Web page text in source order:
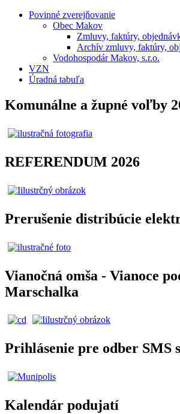
Povinné zverejňovanie
Obec Makov
Zmluvy, faktúry,
Archív zmluvy, faktúry,
Vodohospodár Makov, s.r.o.
VZN
Úradná tabuľa
Komunálne a župné voľby
REFERENDUM 2026
Prerušenie distribúcie
Vianočná omša - Vianoce
Marschalka
Prihlásenie pre odber SMS
Kalendár podujatí